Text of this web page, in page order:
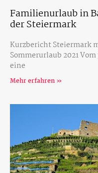
Familienurlaub in
der Steiermark
Kurzbericht Steiermark
Sommerurlaub 2021
eine
Mehr erfahren »